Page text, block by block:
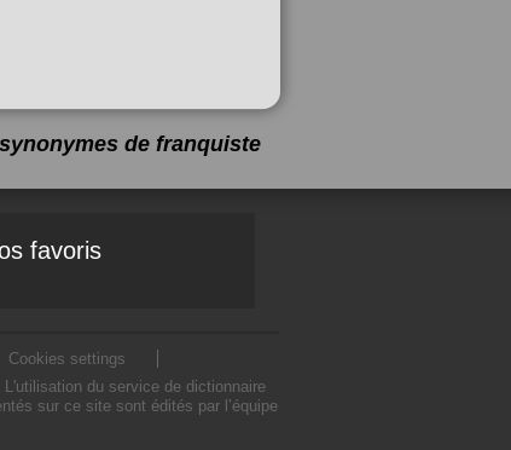
de franquiste
favoris
Cookies settings
du service de dictionnaire
sur ce site sont édités par l’équipe